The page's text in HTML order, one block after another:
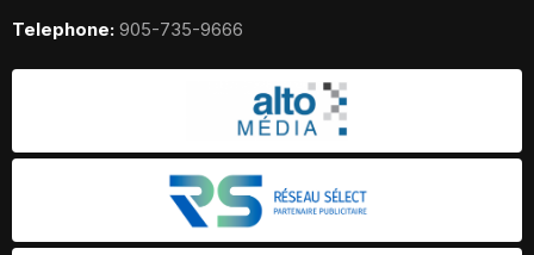
Telephone: 905-735-9666